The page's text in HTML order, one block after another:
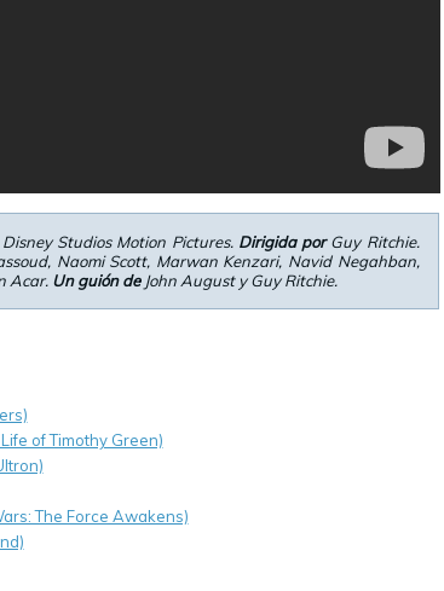
Studios Motion Pictures. Dirigida porGuy Ritchie.
Naomi Scott, Marwan Kenzari, Navid Negahban,
Acar. Un guión deJohn August y Guy Ritchie.
of Timothy Green)
The Force Awakens)